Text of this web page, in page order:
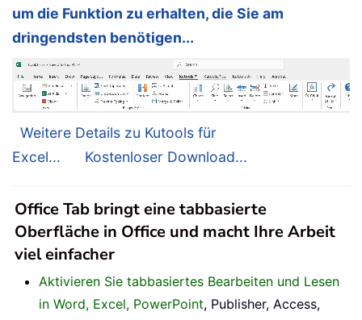
um die Funktion zu erhalten, die Sie am
dringendsten benötigen...
Weitere Details zu Kutools für
Excel...
Kostenloser Download...
Office Tab bringt eine tabbasierte
Oberfläche in Office und macht Ihre Arbeit
viel einfacher
Aktivieren Sie tabbasiertes Bearbeiten und Lesen
in Word, Excel, PowerPoint, Publisher, Access,